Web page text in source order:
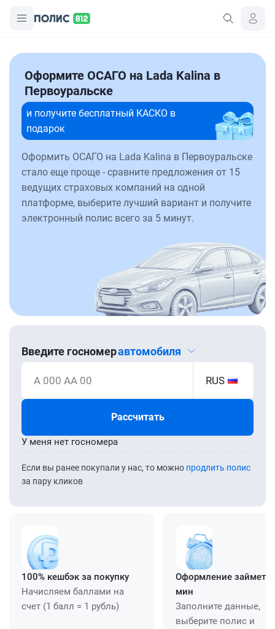
Оформите ОСАГО на Lada Kalina в
Первоуральске
и получите бесплатный КАСКО в
подарок
Оформить ОСАГО на Lada Kalina в Первоуральске
стало еще проще - сравните предложения от 15
ведущих страховых компаний на одной
платформе, выберите лучший вариант и получите
электронный полис всего за 5 минут.
Введите госномеравтомобиля
А 000 АА 00 RUS
Рассчитать
Если вы ранее покупали у нас, то можно продлить полис
за пару кликов
У меня нет госномера
100% кешбэк за покупку
Начисляем баллами на
счет (1 балл = 1 рубль)
Оформление займет
мин
Заполните данные,
выберите полис и